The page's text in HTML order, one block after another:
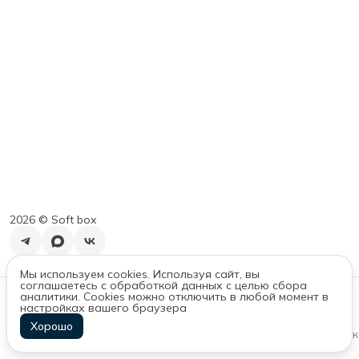
2026 ©︎ Soft box
Контакты
Адрес
г. Санкт-Петербург, ул. Менделеевская, д. 9
Телефон
8 (952) 388-90-70
Режим работы
ОплатаДоставка
Мы используем cookies. Используя сайт, вы
соглашаетесь с обработкой данных с целью сбора
аналитики. Cookies можно отключить в любой момент в
настройках вашего браузера
Хорошо